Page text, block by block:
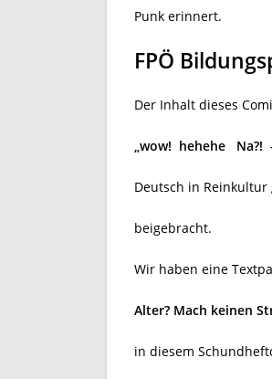
Punk erinnert.
FPÖ
Der Inhalt dieses
„wow! hehehe Na?!
Deutsch in
beigebracht.
Wir haben eine
Alter? Mach keinen
in diesem